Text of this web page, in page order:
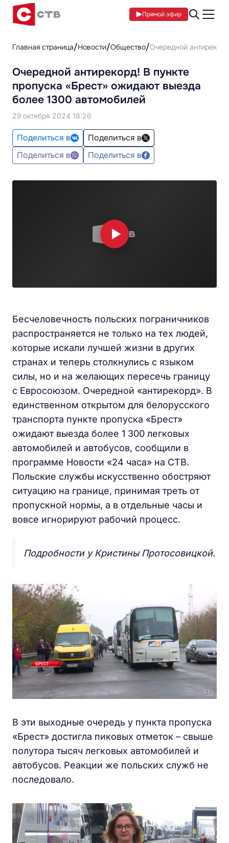
Прямой эфир
Главная страница Новости Общество Очередной
Очередной антирекорд! В пункте
пропуска «Брест» ожидают выезда
более 1300 автомобилей
29 октября 2024 18:26
Поделиться в
Поделиться в
Поделиться в
Поделиться в
Бесчеловечность польских пограничников
распространяется не только на тех людей,
которые искали лучшей жизни в других
странах и теперь столкнулись с языком
силы, но и на желающих пересечь границу
с Евросоюзом. Очередной «антирекорд». В
единственном открытом для белорусского
транспорта пункте пропуска «Брест»
ожидают выезда более 1 300 легковых
автомобилей и автобусов, сообщили в
программе Новости «24 часа» на СТВ.
Польские службы искусственно обостряют
ситуацию на границе, принимая треть от
пропускной нормы, а в отдельные часы и
вовсе игнорируют рабочий процесс.
Подробности у Кристины Протосовицкой.
В эти выходные очередь у пункта пропуска
«Брест» достигла пиковых отметок – свыше
полутора тысяч легковых автомобилей и
автобусов. Реакции же польских служб не
последовало.